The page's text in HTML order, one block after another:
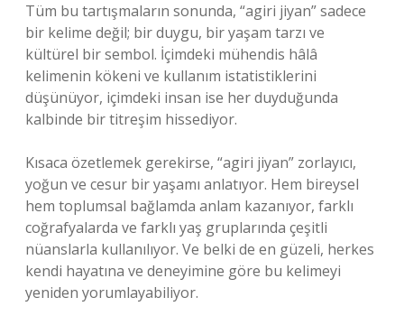
Tüm bu tartışmaların sonunda, “agiri jiyan” sadece
bir kelime değil; bir duygu, bir yaşam tarzı ve
kültürel bir sembol. İçimdeki mühendis hâlâ
kelimenin kökeni ve kullanım istatistiklerini
düşünüyor, içimdeki insan ise her duyduğunda
kalbinde bir titreşim hissediyor.
Kısaca özetlemek gerekirse, “agiri jiyan” zorlayıcı,
yoğun ve cesur bir yaşamı anlatıyor. Hem bireysel
hem toplumsal bağlamda anlam kazanıyor, farklı
coğrafyalarda ve farklı yaş gruplarında çeşitli
nüanslarla kullanılıyor. Ve belki de en güzeli, herkes
kendi hayatına ve deneyimine göre bu kelimeyi
yeniden yorumlayabiliyor.